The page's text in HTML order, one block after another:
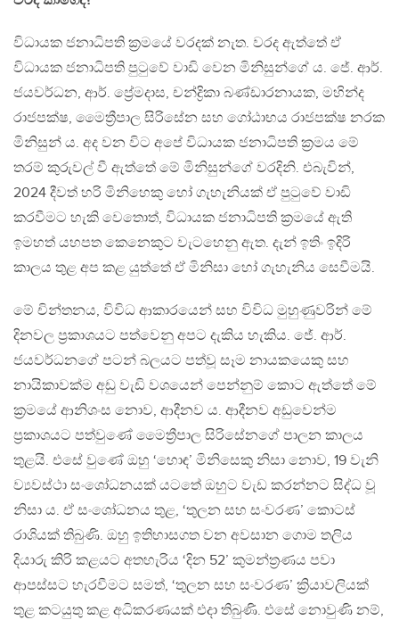
විධායක ජනාධිපති ක්‍රමයේ වරදක් නැත. වරද ඇත්තේ ඒ
විධායක ජනාධිපති පුටුවේ වාඩි වෙන මිනිසුන්ගේ ය. ජේ. ආර්.
ජයවර්ධන, ආර්. ප්‍රේමදාස, චන්ද්‍රිකා බණ්ඩාරනායක, මහින්ද
රාජපක්ෂ, මෛත්‍රීපාල සිරිසේන සහ ගෝඨාභය රාජපක්ෂ නරක
මිනිසුන් ය. අද වන විට අපේ විධායක ජනාධිපති ක්‍රමය මේ
තරම් කුරුවල් වී ඇත්තේ මේ මිනිසුන්ගේ වරදිනි. එබැවින්,
2024 දීවත් හරි මිනිහෙකු හෝ ගැහැනියක් ඒ පුටුවේ වාඩි
කරවීමට හැකි වෙතොත්, විධායක ජනාධිපති ක්‍රමයේ ඇති
ඉමහත් යහපත කෙනෙකුට වැටහෙනු ඇත. දැන් ඉතිං ඉදිරි
කාලය තුළ අප කළ යුත්තේ ඒ මිනිසා හෝ ගැහැනිය සෙවීමයි.
මේ චින්තනය, විවිධ ආකාරයෙන් සහ විවිධ මුහුණුවරින් මේ
දිනවල ප්‍රකාශයට පත්වෙනු අපට දැකිය හැකිය. ජේ. ආර්.
ජයවර්ධනගේ පටන් බලයට පත්වූ සෑම නායකයෙකු සහ
නායිකාවක්ම අඩු වැඩි වශයෙන් පෙන්නුම් කොට ඇත්තේ මේ
ක්‍රමයේ ආනිශංස නොව, ආදීනව ය. ආදීනව අඩුවෙන්ම
ප්‍රකාශයට පත්වුණේ මෛත්‍රීපාල සිරිසේනගේ පාලන කාලය
තුළයි. එසේ වුණේ ඔහු ‘හොඳ’ මිනිසෙකු නිසා නොව, 19 වැනි
ව්‍යවස්ථා සංශෝධනයක් යටතේ ඔහුට වැඩ කරන්නට සිද්ධ වූ
නිසා ය. ඒ සංශෝධනය තුළ, ‘තුලන සහ සංවරණ’ කොටස්
රාශියක් තිබුණි. ඔහු ඉතිහාසගත වන අවසාන ගොම තලිය
දියාරු කිරි කළයට අතහැරිය ‘දින 52’ කුමන්ත්‍රණය පවා
ආපස්සට හැරවීමට සමත්, ‘තුලන සහ සංවරණ’ ක්‍රියාවලියක්
තුළ කටයුතු කළ අධිකරණයක් එදා තිබුණි. එසේ නොවුණි නම්,